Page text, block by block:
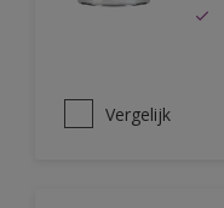
Vergelijk